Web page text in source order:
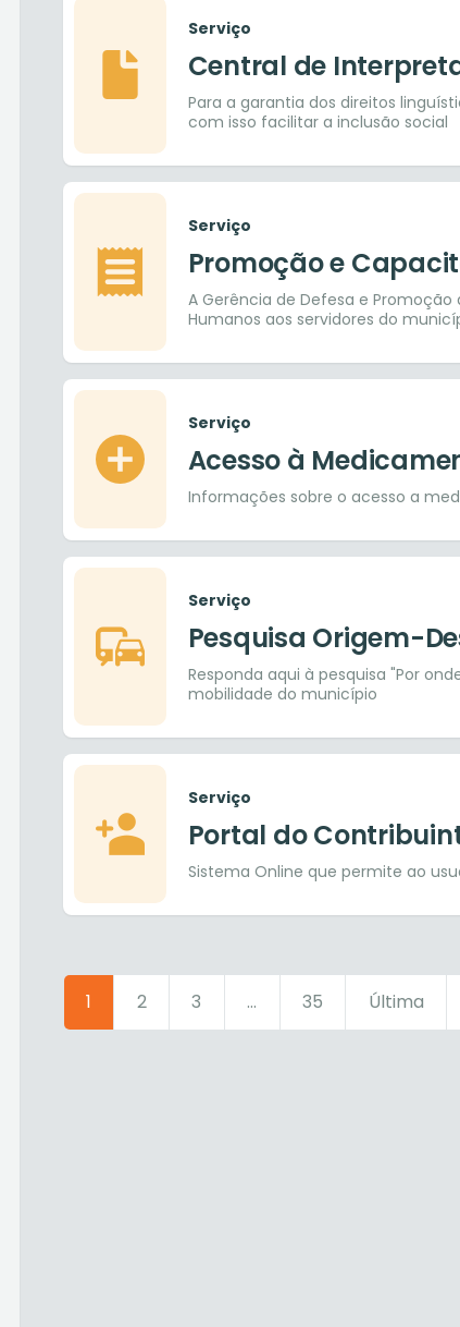
Serviço
Central de
Para a garantia dos direitos
com isso facilitar a inclusão social
Serviço
Promoção e
A Gerência de Defesa e
Humanos aos servidores do
Serviço
Acesso à
Informações sobre o acesso a
Serviço
Pesquisa Origem-
Responda aqui à pesquisa "Por
mobilidade do município
Serviço
Portal do
Sistema Online que permite ao
1 2 3 ... 35 Última